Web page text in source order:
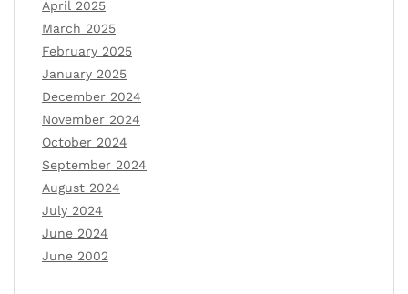
April 2025
March 2025
February 2025
January 2025
December 2024
November 2024
October 2024
September 2024
August 2024
July 2024
June 2024
June 2002